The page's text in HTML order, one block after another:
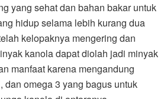
yang sehat dan bahan bakar untuk
hidup selama lebih kurang dua
kelopaknya mengering dan
kanola dapat diolah jadi minyak
manfaat karena mengandung
dan omega 3 yang bagus untuk